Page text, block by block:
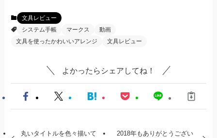
文具レビュー
システム手帳
マークス
動画
文具を使ったかわいいアレンジ
文具レビュー
よかったらシェアしてね！
丸いタイトルを色々描いて
2018年もありがとうござい